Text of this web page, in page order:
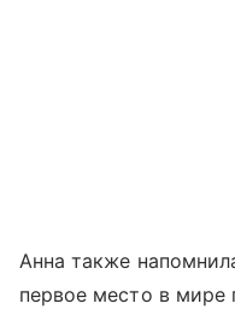
Анна также
первое место в мире